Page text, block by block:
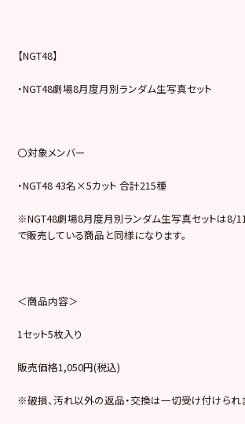
【NGT48】
・NGT48劇場8月度月別ランダム生写真セット
〇対象メンバー
・NGT48 43名×5カット 合計215種
※NGT48劇場8月度月別ランダム生写真セットは8/
で販売している商品と同様になります。
＜商品内容＞
1セット5枚入り
販売価格1,050円(税込)
※破損、汚れ以外の返品・交換は一切受け付けられ